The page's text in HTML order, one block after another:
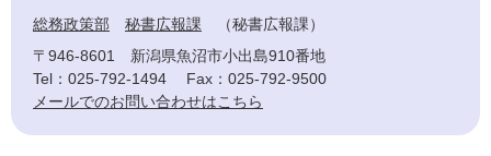
総務政策部 秘書広報課
秘書広報課
〒946-8601
新潟県魚沼市小出島910番地
Tel：025-792-1494
Fax：025-792-9500
メールでのお問い合わせはこちら